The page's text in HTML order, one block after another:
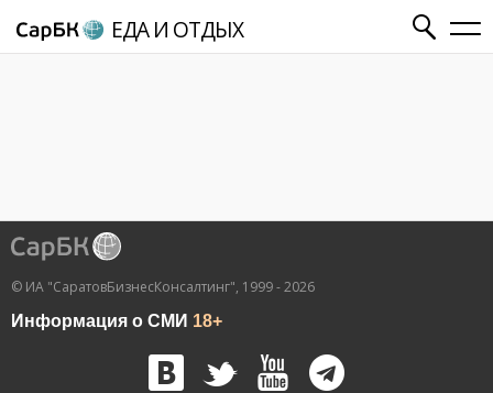
ЕДА И ОТДЫХ
© ИА "СаратовБизнесКонсалтинг", 1999 - 2026
Информация о СМИ 18+